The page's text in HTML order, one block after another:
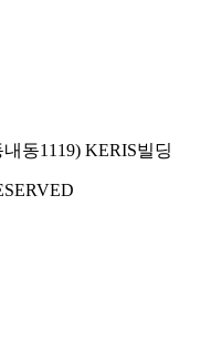
동1119) KERIS빌딩